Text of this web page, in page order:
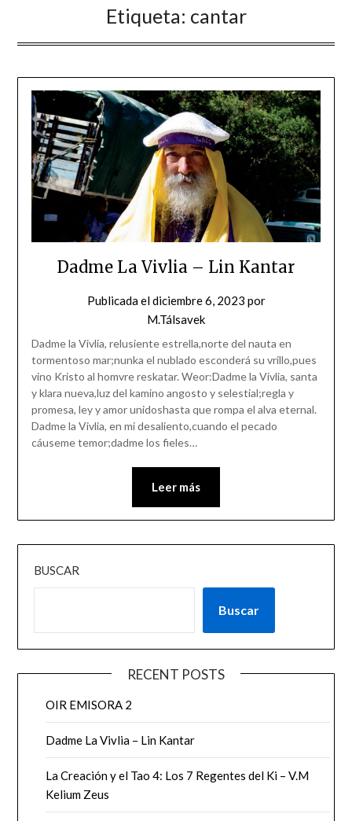
Etiqueta: cantar
Dadme La Vivlia – Lin Kantar
Publicada eldiciembre 6, 2023 por
M.Tálsavek
Dadme la Vivlia, relusiente estrella,norte del nauta en
tormentoso mar;nunka el nublado esconderá su vrillo,pues
vino Kristo al homvre reskatar. Weor:Dadme la Vivlia, santa
y klara nueva,luz del kamino angosto y selestial;regla y
promesa, ley y amor unidoshasta que rompa el alva eternal.
Dadme la Vivlia, en mi desaliento,cuando el pecado
cáuseme temor;dadme los fieles…
Leer más
BUSCAR
Buscar
RECENT POSTS
OIR EMISORA 2
Dadme La Vivlia – Lin Kantar
La Creación y el Tao 4: Los 7 Regentes del Ki – V.M
Kelium Zeus